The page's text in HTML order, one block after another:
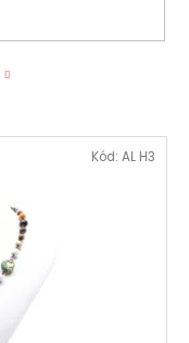
Kód: AL H3